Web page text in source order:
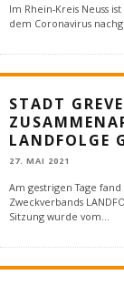
Im Rhein-Kreis Neuss
dem Coronavirus
STADT
LANDFOLGE
27. MAI 2021
Am gestrigen Tage
Zweckverbands
Sitzung wurde vom